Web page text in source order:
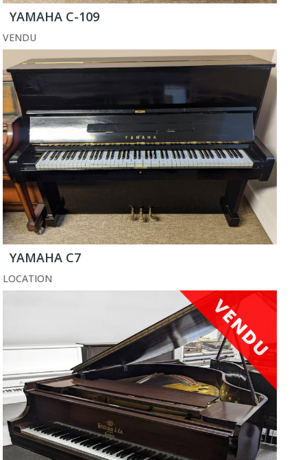
YAMAHA C-109
VENDU
YAMAHA C7
LOCATION